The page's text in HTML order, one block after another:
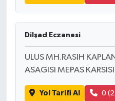
Dilşad Eczanesi
ULUS MH.RASIH
ASAGISI MEPAS
Yol Tarifi Al 0